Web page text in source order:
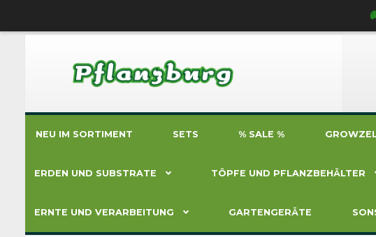
Navigation
NEU IM SORTIMENT SETS % SALE %
ERDEN UND SUBSTRATE TÖPFE UND PFLANZBEHÄLTER
ERNTE UND VERARBEITUNG GARTENGERÄTE